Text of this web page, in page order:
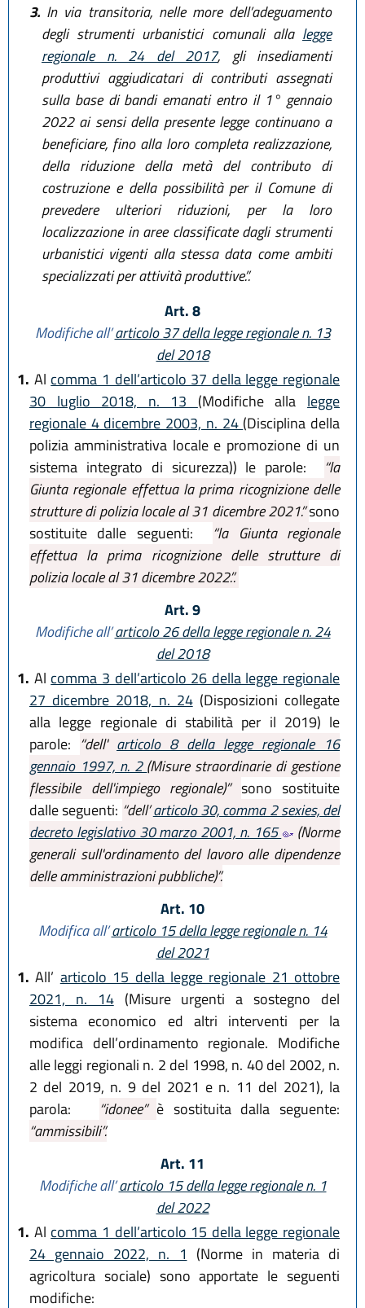
3.In via transitoria, nelle more dell’adeguamento
degli strumenti urbanistici comunali alla legge
regionale n. 24 del 2017, gli insediamenti
produttivi aggiudicatari di contributi assegnati
sulla base di bandi emanati entro il 1° gennaio
2022 ai sensi della presente legge continuano a
beneficiare, fino alla loro completa realizzazione,
della riduzione della metà del contributo di
costruzione e della possibilità per il Comune di
prevedere ulteriori riduzioni, per la loro
localizzazione in aree classificate dagli strumenti
urbanistici vigenti alla stessa data come ambiti
specializzati per attività produttive.”.
Art. 8
Modifiche all’articolo 37 della legge regionale n. 13
del 2018
1. Al comma 1 dell’articolo 37 della legge regionale
30 luglio 2018, n. 13 (Modifiche alla legge
regionale 4 dicembre 2003, n. 24 (Disciplina della
polizia amministrativa locale e promozione di un
sistema integrato di sicurezza)) le parole: “la
Giunta regionale effettua la prima ricognizione delle
strutture di polizia locale al 31 dicembre 2021.”sono
sostituite dalle seguenti: “la Giunta regionale
effettua la prima ricognizione delle strutture di
polizia locale al 31 dicembre 2022.”.
Art. 9
Modifiche all’articolo 26 della legge regionale n. 24
del 2018
1. Al comma 3 dell’articolo 26 della legge regionale
27 dicembre 2018, n. 24(Disposizioni collegate
alla legge regionale di stabilità per il 2019) le
parole: “dell' articolo 8 della legge regionale 16
gennaio 1997, n. 2(Misure straordinarie di gestione
flessibile dell'impiego regionale)” sono sostituite
dalle seguenti: “dell’articolo 30, comma 2 sexies, del
decreto legislativo 30 marzo 2001, n. 165
(Norme
generali sull'ordinamento del lavoro alle dipendenze
delle amministrazioni pubbliche)”.
Art. 10
Modifica all’articolo 15 della legge regionale n. 14
del 2021
1. All’ articolo 15 della legge regionale 21 ottobre
2021, n. 14(Misure urgenti a sostegno del
sistema economico ed altri interventi per la
modifica dell’ordinamento regionale. Modifiche
alle leggi regionali n. 2 del 1998, n. 40 del 2002, n.
2 del 2019, n. 9 del 2021 e n. 11 del 2021), la
parola: “idonee” è sostituita dalla seguente:
“ammissibili”.
Art. 11
Modifiche all’articolo 15 della legge regionale n. 1
del 2022
1. Al comma 1 dell’articolo 15 della legge regionale
24 gennaio 2022, n. 1 (Norme in materia di
agricoltura sociale) sono apportate le seguenti
modifiche: